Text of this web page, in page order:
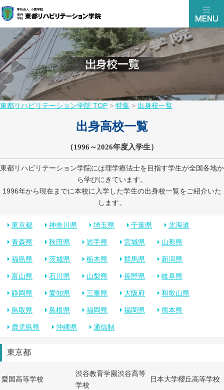
東都リハビリテーション学院 TOP > 特集 > 出身校一覧
出身高校一覧
（1996～2026年度入学生）
東都リハビリテーション学院には理学療法士を目指す学生が全国各地か
ら学びにきています。
1996年から現在までに本校に入学した学生の出身校一覧をご紹介いた
します。
東京都 神奈川県 埼玉県 千葉県 北海道
青森県 秋田県 岩手県 宮城県 山形県
福島県 茨城県 栃木県 群馬県 新潟県
富山県 石川県 山梨県 長野県 岐阜県
静岡県 愛知県 三重県 大阪府 和歌山県
鳥取県 島根県 福岡県 福岡県 熊本県
鹿児島県 沖縄県 通信制
東京都
愛国高等学校
渋谷教育学園渋谷高等
学校
日本大学櫻丘高等学校